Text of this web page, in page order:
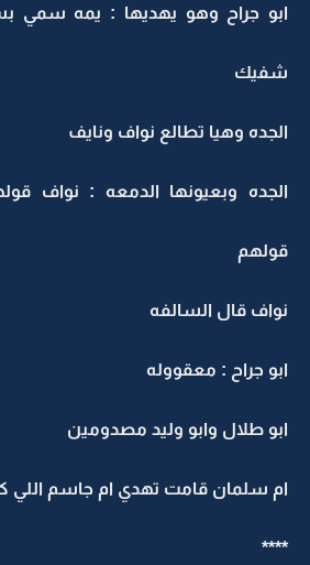
ابو جراح وهو يهديها : يمه سمي
شفيك
الجده وهيا تطالع نواف ونايف
الجده وبعيونها الدمعه : نواف
قولهم
نواف قال السالفه
ابو جراح : معقووله
ابو طلال وابو وليد مصدومين
ام سلمان قامت تهدي ام جاسم اللي
****